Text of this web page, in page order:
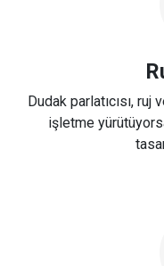
Dudak parlatıcısı,
işletme